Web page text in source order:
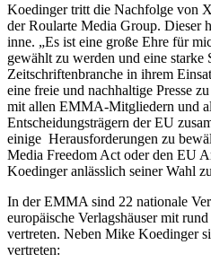
Koedinger tritt die Nachfolge von
der Roularte Media Group. Dieser
inne. „Es ist eine große Ehre für
gewählt zu werden und eine starke
Zeitschriftenbranche in ihrem
eine freie und nachhaltige Presse
mit allen EMMA-Mitgliedern und
Entscheidungsträgern der EU
einige Herausforderungen zu
Media Freedom Act oder den EU
Koedinger anlässlich seiner Wahl
In der EMMA sind 22 nationale
europäische Verlagshäuser mit
vertreten. Neben Mike Koedinger
vertreten: